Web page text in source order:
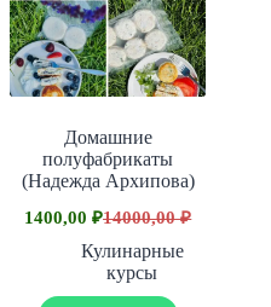
Домашние
полуфабрикаты
(Надежда Архипова)
14000,00₽
Первоначальная
цена
составляла
14000,00 ₽.
1400,00₽Текущая
цена:
1400,00 ₽.
Кулинарные
курсы